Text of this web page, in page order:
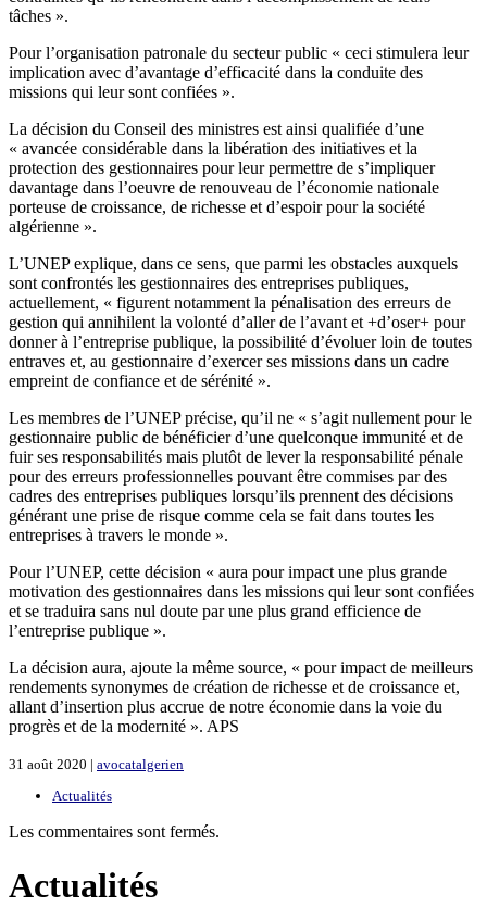
tâches ».
Pour l’organisation patronale du secteur public « ceci stimulera leur
implication avec d’avantage d’efficacité dans la conduite des
missions qui leur sont confiées ».
La décision du Conseil des ministres est ainsi qualifiée d’une
« avancée considérable dans la libération des initiatives et la
protection des gestionnaires pour leur permettre de s’impliquer
davantage dans l’oeuvre de renouveau de l’économie nationale
porteuse de croissance, de richesse et d’espoir pour la société
algérienne ».
L’UNEP explique, dans ce sens, que parmi les obstacles auxquels
sont confrontés les gestionnaires des entreprises publiques,
actuellement, « figurent notamment la pénalisation des erreurs de
gestion qui annihilent la volonté d’aller de l’avant et +d’oser+ pour
donner à l’entreprise publique, la possibilité d’évoluer loin de toutes
entraves et, au gestionnaire d’exercer ses missions dans un cadre
empreint de confiance et de sérénité ».
Les membres de l’UNEP précise, qu’il ne « s’agit nullement pour le
gestionnaire public de bénéficier d’une quelconque immunité et de
fuir ses responsabilités mais plutôt de lever la responsabilité pénale
pour des erreurs professionnelles pouvant être commises par des
cadres des entreprises publiques lorsqu’ils prennent des décisions
générant une prise de risque comme cela se fait dans toutes les
entreprises à travers le monde ».
Pour l’UNEP, cette décision « aura pour impact une plus grande
motivation des gestionnaires dans les missions qui leur sont confiées
et se traduira sans nul doute par une plus grand efficience de
l’entreprise publique ».
La décision aura, ajoute la même source, « pour impact de meilleurs
rendements synonymes de création de richesse et de croissance et,
allant d’insertion plus accrue de notre économie dans la voie du
progrès et de la modernité ». APS
31 août 2020 | avocatalgerien
Actualités
Les commentaires sont fermés.
Actualités